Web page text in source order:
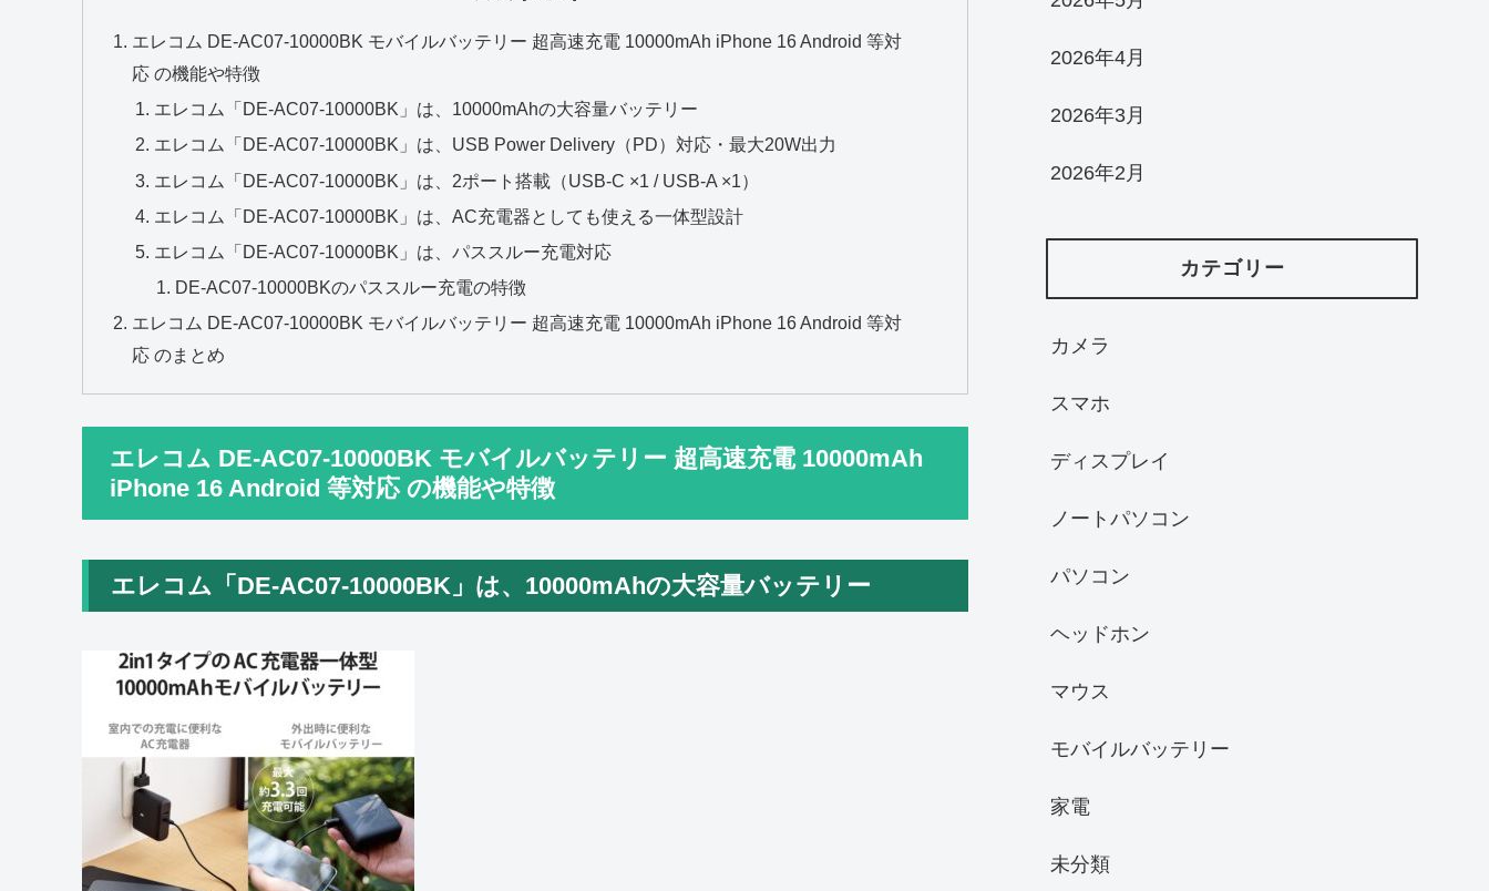
エレコム DE-AC07-10000BK モバイルバッテリー 超高速充電 10000mAh iPhone 16 Android 等対
応 の機能や特徴
エレコム「DE-AC07-10000BK」は、10000mAhの大容量バッテリー
エレコム「DE-AC07-10000BK」は、USB Power Delivery（PD）対応・最大20W出力
エレコム「DE-AC07-10000BK」は、2ポート搭載（USB-C ×1 / USB-A ×1）
エレコム「DE-AC07-10000BK」は、AC充電器としても使える一体型設計
エレコム「DE-AC07-10000BK」は、パススルー充電対応
DE‑AC07‑10000BKのパススルー充電の特徴
エレコム DE-AC07-10000BK モバイルバッテリー 超高速充電 10000mAh iPhone 16 Android 等対
応 のまとめ
エレコム DE-AC07-10000BK モバイルバッテリー 超高速充電 10000mAh
iPhone 16 Android 等対応 の機能や特徴
エレコム「DE-AC07-10000BK」は、10000mAhの大容量バッテリー
2026年4月
2026年3月
2026年2月
カテゴリー
カメラ
スマホ
ディスプレイ
ノートパソコン
パソコン
ヘッドホン
マウス
モバイルバッテリー
家電
未分類